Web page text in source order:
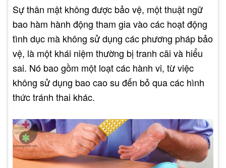
Sự thân mật không được bảo vệ, một thuật ngữ
bao hàm hành động tham gia vào các hoạt động
tình dục mà không sử dụng các phương pháp bảo
vệ, là một khái niệm thường bị tranh cãi và hiểu
sai. Nó bao gồm một loạt các hành vi, từ việc
không sử dụng bao cao su đến bỏ qua các hình
thức tránh thai khác.